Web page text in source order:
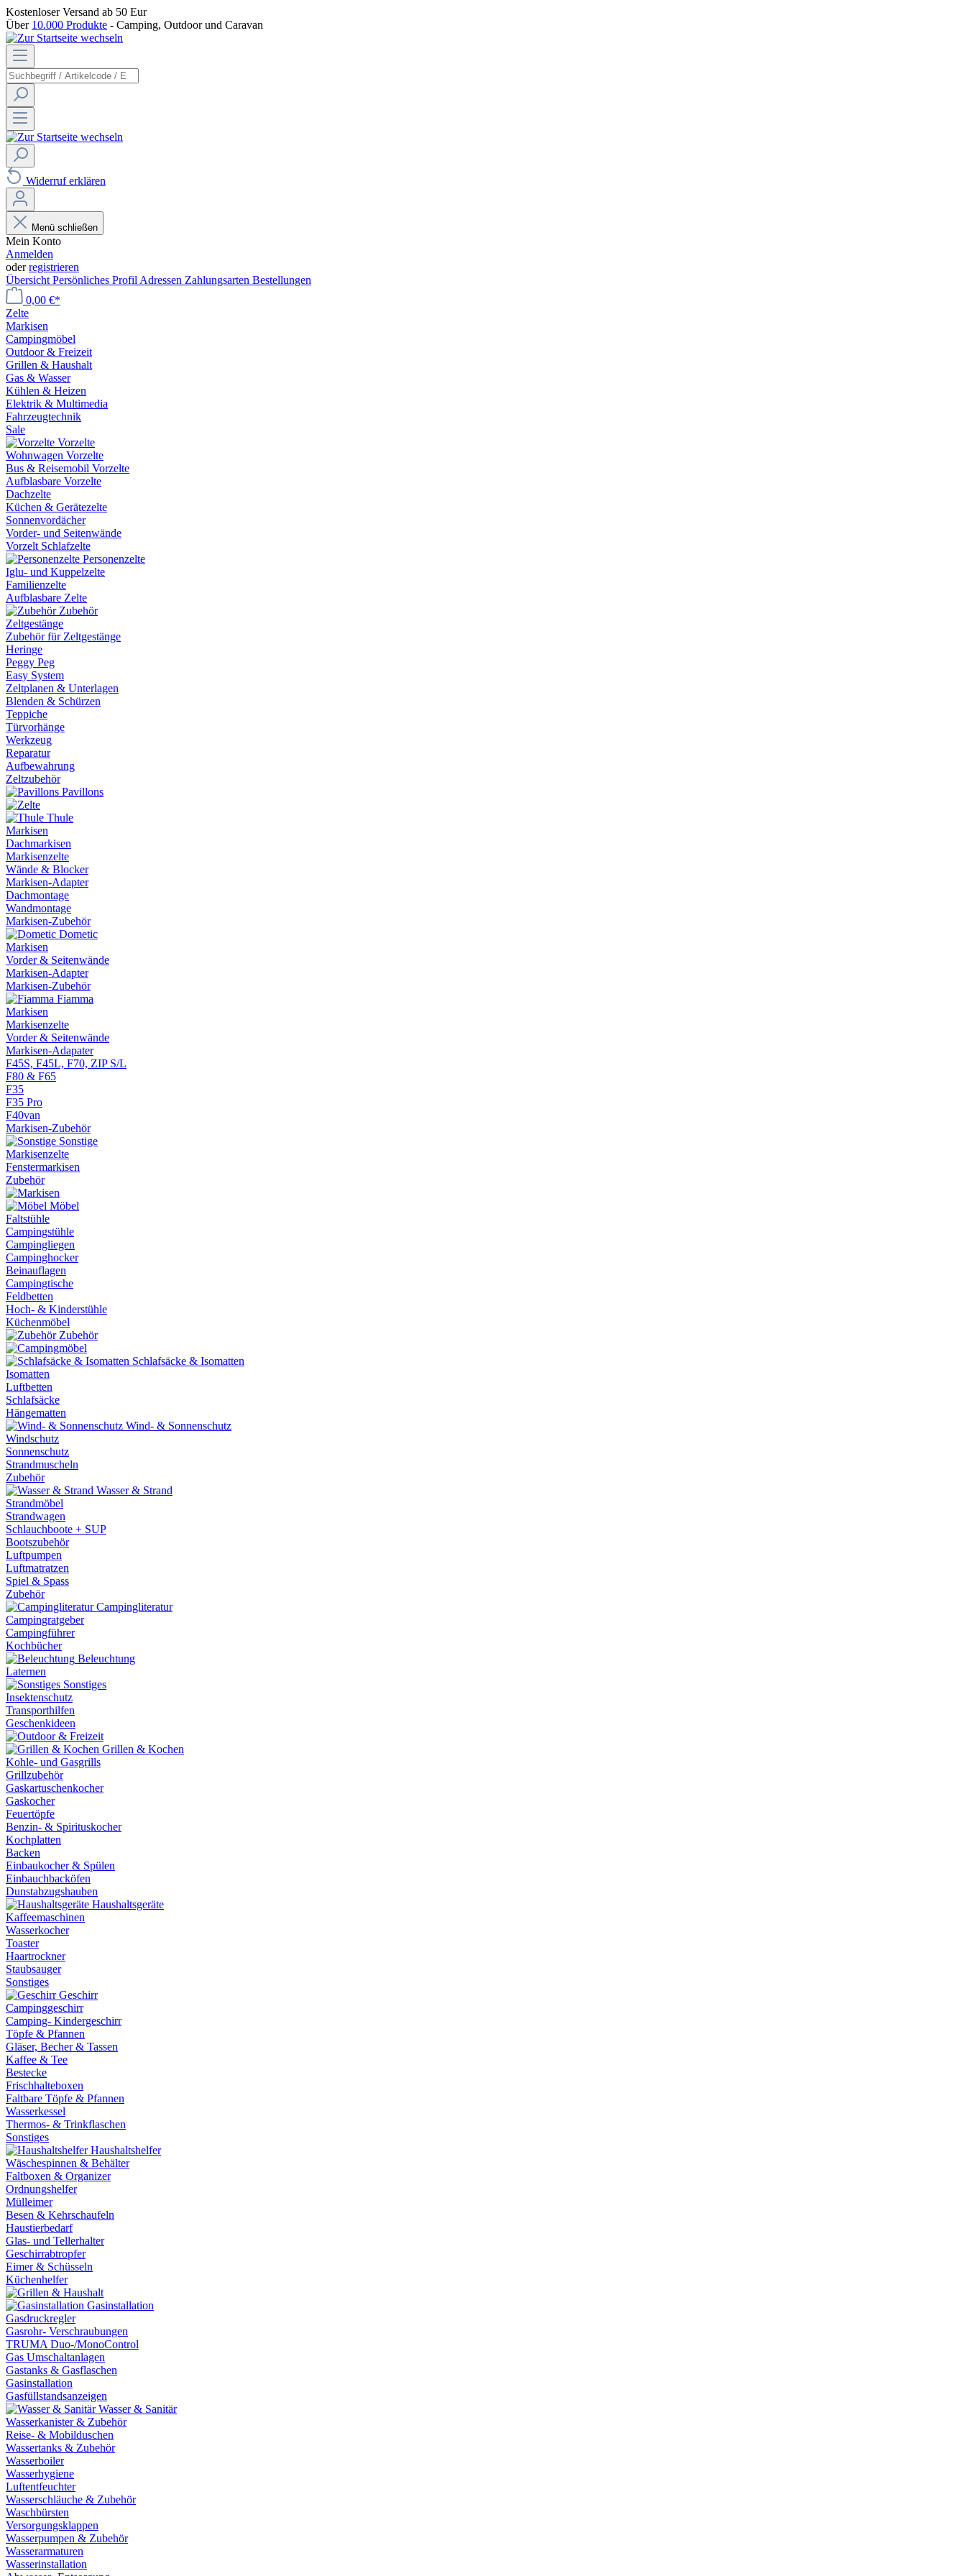
Kostenloser Versand ab 50 Eur
Über 10.000 Produkte - Camping, Outdoor und Caravan
Widerruf erklären
Menü schließen
Mein Konto
Anmelden
oderregistrieren
Übersicht Persönliches Profil Adressen Zahlungsarten Bestellungen
0,00 €*
Zelte
Markisen
Campingmöbel
Outdoor & Freizeit
Grillen & Haushalt
Gas & Wasser
Kühlen & Heizen
Elektrik & Multimedia
Fahrzeugtechnik
Sale
Vorzelte
Wohnwagen Vorzelte
Bus & Reisemobil Vorzelte
Aufblasbare Vorzelte
Dachzelte
Küchen & Gerätezelte
Sonnenvordächer
Vorder- und Seitenwände
Vorzelt Schlafzelte
Personenzelte
Iglu- und Kuppelzelte
Familienzelte
Aufblasbare Zelte
Zubehör
Zeltgestänge
Zubehör für Zeltgestänge
Heringe
Peggy Peg
Easy System
Zeltplanen & Unterlagen
Blenden & Schürzen
Teppiche
Türvorhänge
Werkzeug
Reparatur
Aufbewahrung
Zeltzubehör
Pavillons
Thule
Markisen
Dachmarkisen
Markisenzelte
Wände & Blocker
Markisen-Adapter
Dachmontage
Wandmontage
Markisen-Zubehör
Dometic
Markisen
Vorder & Seitenwände
Markisen-Adapter
Markisen-Zubehör
Fiamma
Markisen
Markisenzelte
Vorder & Seitenwände
Markisen-Adapater
F45S, F45L, F70, ZIP S/L
F80 & F65
F35
F35 Pro
F40van
Markisen-Zubehör
Sonstige
Markisenzelte
Fenstermarkisen
Zubehör
Möbel
Faltstühle
Campingstühle
Campingliegen
Campinghocker
Beinauflagen
Campingtische
Feldbetten
Hoch- & Kinderstühle
Küchenmöbel
Zubehör
Schlafsäcke & Isomatten
Isomatten
Luftbetten
Schlafsäcke
Hängematten
Wind- & Sonnenschutz
Windschutz
Sonnenschutz
Strandmuscheln
Zubehör
Wasser & Strand
Strandmöbel
Strandwagen
Schlauchboote + SUP
Bootszubehör
Luftpumpen
Luftmatratzen
Spiel & Spass
Zubehör
Campingliteratur
Campingratgeber
Campingführer
Kochbücher
Beleuchtung
Laternen
Sonstiges
Insektenschutz
Transporthilfen
Geschenkideen
Grillen & Kochen
Kohle- und Gasgrills
Grillzubehör
Gaskartuschenkocher
Gaskocher
Feuertöpfe
Benzin- & Spirituskocher
Kochplatten
Backen
Einbaukocher & Spülen
Einbauchbacköfen
Dunstabzugshauben
Haushaltsgeräte
Kaffeemaschinen
Wasserkocher
Toaster
Haartrockner
Staubsauger
Sonstiges
Geschirr
Campinggeschirr
Camping- Kindergeschirr
Töpfe & Pfannen
Gläser, Becher & Tassen
Kaffee & Tee
Bestecke
Frischhalteboxen
Faltbare Töpfe & Pfannen
Wasserkessel
Thermos- & Trinkflaschen
Sonstiges
Haushaltshelfer
Wäschespinnen & Behälter
Faltboxen & Organizer
Ordnungshelfer
Mülleimer
Besen & Kehrschaufeln
Haustierbedarf
Glas- und Tellerhalter
Geschirrabtropfer
Eimer & Schüsseln
Küchenhelfer
Gasinstallation
Gasdruckregler
Gasrohr- Verschraubungen
TRUMA Duo-/MonoControl
Gas Umschaltanlagen
Gastanks & Gasflaschen
Gasinstallation
Gasfüllstandsanzeigen
Wasser & Sanitär
Wasserkanister & Zubehör
Reise- & Mobilduschen
Wassertanks & Zubehör
Wasserboiler
Wasserhygiene
Luftentfeuchter
Wasserschläuche & Zubehör
Waschbürsten
Versorgungsklappen
Wasserpumpen & Zubehör
Wasserarmaturen
Wasserinstallation